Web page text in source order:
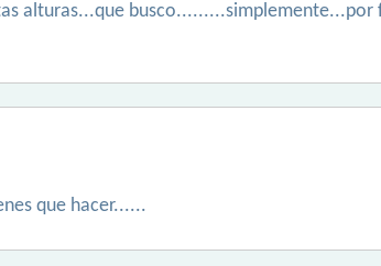
alturas...que busco.........simplemente...por
que hacer......